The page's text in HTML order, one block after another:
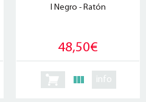
I Negro - Ratón
48,50€
info